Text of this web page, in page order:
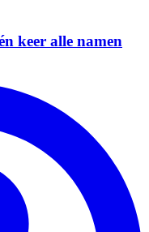
keer alle namen